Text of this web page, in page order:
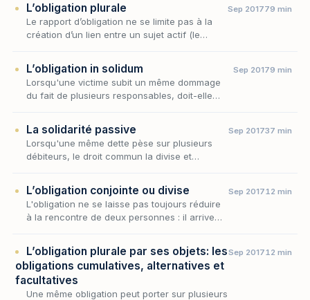
L’obligation plurale
Le rapport d’obligation ne se limite pas à la
création d’un lien entre un sujet actif (le
Sep 201779 min
L’obligation in solidum
Lorsqu'une victime subit un même dommage
du fait de plusieurs responsables, doit-elle
es…
Sep 20179 min
La solidarité passive
Lorsqu'une même dette pèse sur plusieurs
débiteurs, le droit commun la divise et
reconstituant, au pr…
Sep 201737 min
L’obligation conjointe ou divise
L'obligation ne se laisse pas toujours réduire
à la rencontre de deux personnes : il arrive
plusieurs têt…
Sep 201712 min
L’obligation plurale par ses objets: les
obligations cumulatives, alternatives et
facultatives
Une même obligation peut porter sur plusieurs
Sep 201712 min